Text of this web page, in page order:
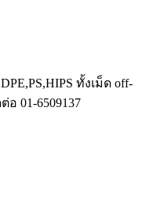
ทั้งเม็ด off-
01-6509137